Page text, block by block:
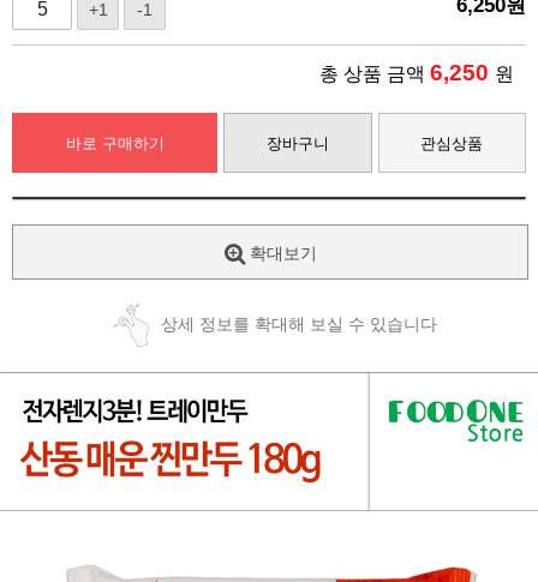
+1 -1 6,250원
총 상품 금액 6,250 원
바로 구매하기 장바구니 관심상품
확대보기
상세 정보를 확대해 보실 수 있습니다